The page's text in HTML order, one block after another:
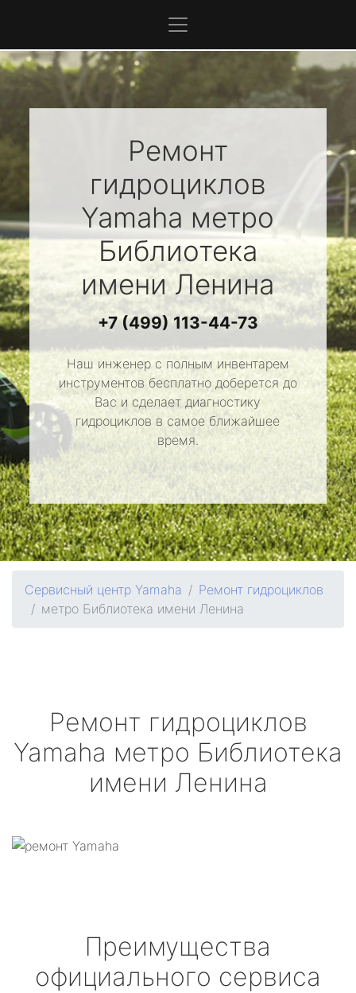
Ремонт
гидроциклов
Yamaha метро
Библиотека
имени Ленина
+7 (499) 113-44-73
Наш инженер с полным инвентарем
инструментов бесплатно доберется до
Вас и сделает диагностику
гидроциклов в самое ближайшее
время.
Сервисный центр Yamaha
Ремонт гидроциклов
метро Библиотека имени Ленина
Ремонт гидроциклов
Yamaha метро Библиотека
имени Ленина
Преимущества
официального сервиса